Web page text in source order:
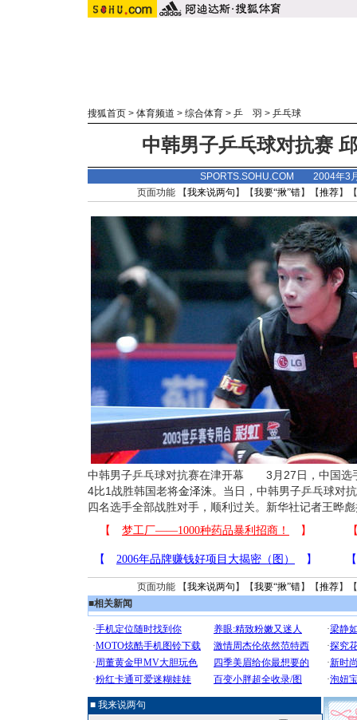
搜狐首页 > 体育频道 > 综合体育 > 乒 羽 > 乒乓球
中韩男子乒乓球对抗赛
SPORTS.SOHU.COM 2004年3
页面功能 【我来说两句 】【我要“揪”错】【推荐】
中韩男子乒乓球对抗赛在津开幕 3月27日，中国选
4比1战胜韩国老将金泽洙。当日，中韩男子乒乓球对
四名选手全部战胜对手，顺利过关。新华社记者王晔
页面功能 【我来说两句 】【我要“揪”错】【推荐】
■相关新闻
■ 我来说两句